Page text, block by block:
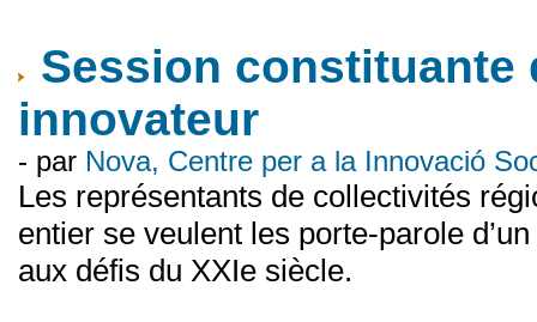
Session constituante
innovateur
- par Nova, Centre per a la Innovació
Les représentants de collectivités
entier se veulent les porte-parole
aux défis du XXIe siècle.